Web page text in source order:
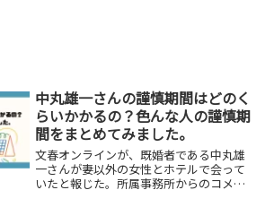
中丸雄一さんの謹慎期間はどのく
らいかかるの？色んな人の謹慎期
間をまとめてみました。
文春オンラインが、既婚者である中丸雄
一さんが妻以外の女性とホテルで会って
いたと報じた。所属事務所からのコメン